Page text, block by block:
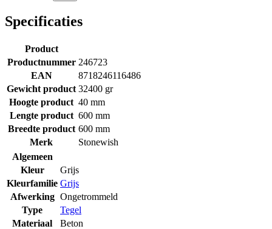
Specificaties
Product
Productnummer 246723
EAN
8718246116486
Gewicht product 32400 gr
Hoogte product 40 mm
Lengte product 600 mm
Breedte product 600 mm
Merk
Stonewish
Algemeen
Kleur
Grijs
Kleurfamilie Grijs
Afwerking Ongetrommeld
Type
Tegel
Materiaal
Beton